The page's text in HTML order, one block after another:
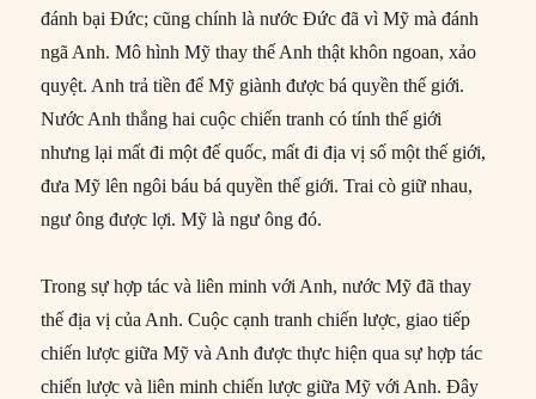
đánh bại Đức; cũng chính là nước Đức đã vì Mỹ mà đánh
ngã Anh. Mô hình Mỹ thay thế Anh thật khôn ngoan, xảo
quyệt. Anh trả tiền để Mỹ giành được bá quyền thế giới.
Nước Anh thắng hai cuộc chiến tranh có tính thế giới
nhưng lại mất đi một đế quốc, mất đi địa vị số một thế giới,
đưa Mỹ lên ngôi báu bá quyền thế giới. Trai cò giữ nhau,
ngư ông được lợi. Mỹ là ngư ông đó.
Trong sự hợp tác và liên minh với Anh, nước Mỹ đã thay
thế địa vị của Anh. Cuộc cạnh tranh chiến lược, giao tiếp
chiến lược giữa Mỹ và Anh được thực hiện qua sự hợp tác
chiến lược và liên minh chiến lược giữa Mỹ với Anh. Đây